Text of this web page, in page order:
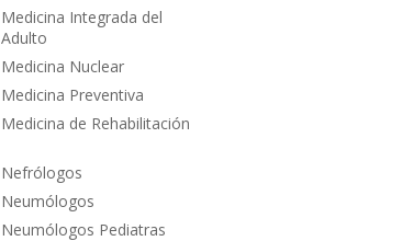
Medicina Integrada del
Adulto
Medicina Nuclear
Medicina Preventiva
Medicina de Rehabilitación
Nefrólogos
Neumólogos
Neumólogos Pediatras